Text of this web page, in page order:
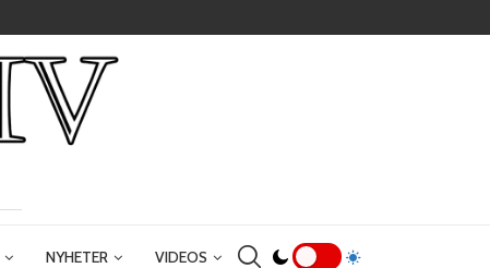
NYHETER VIDEOS